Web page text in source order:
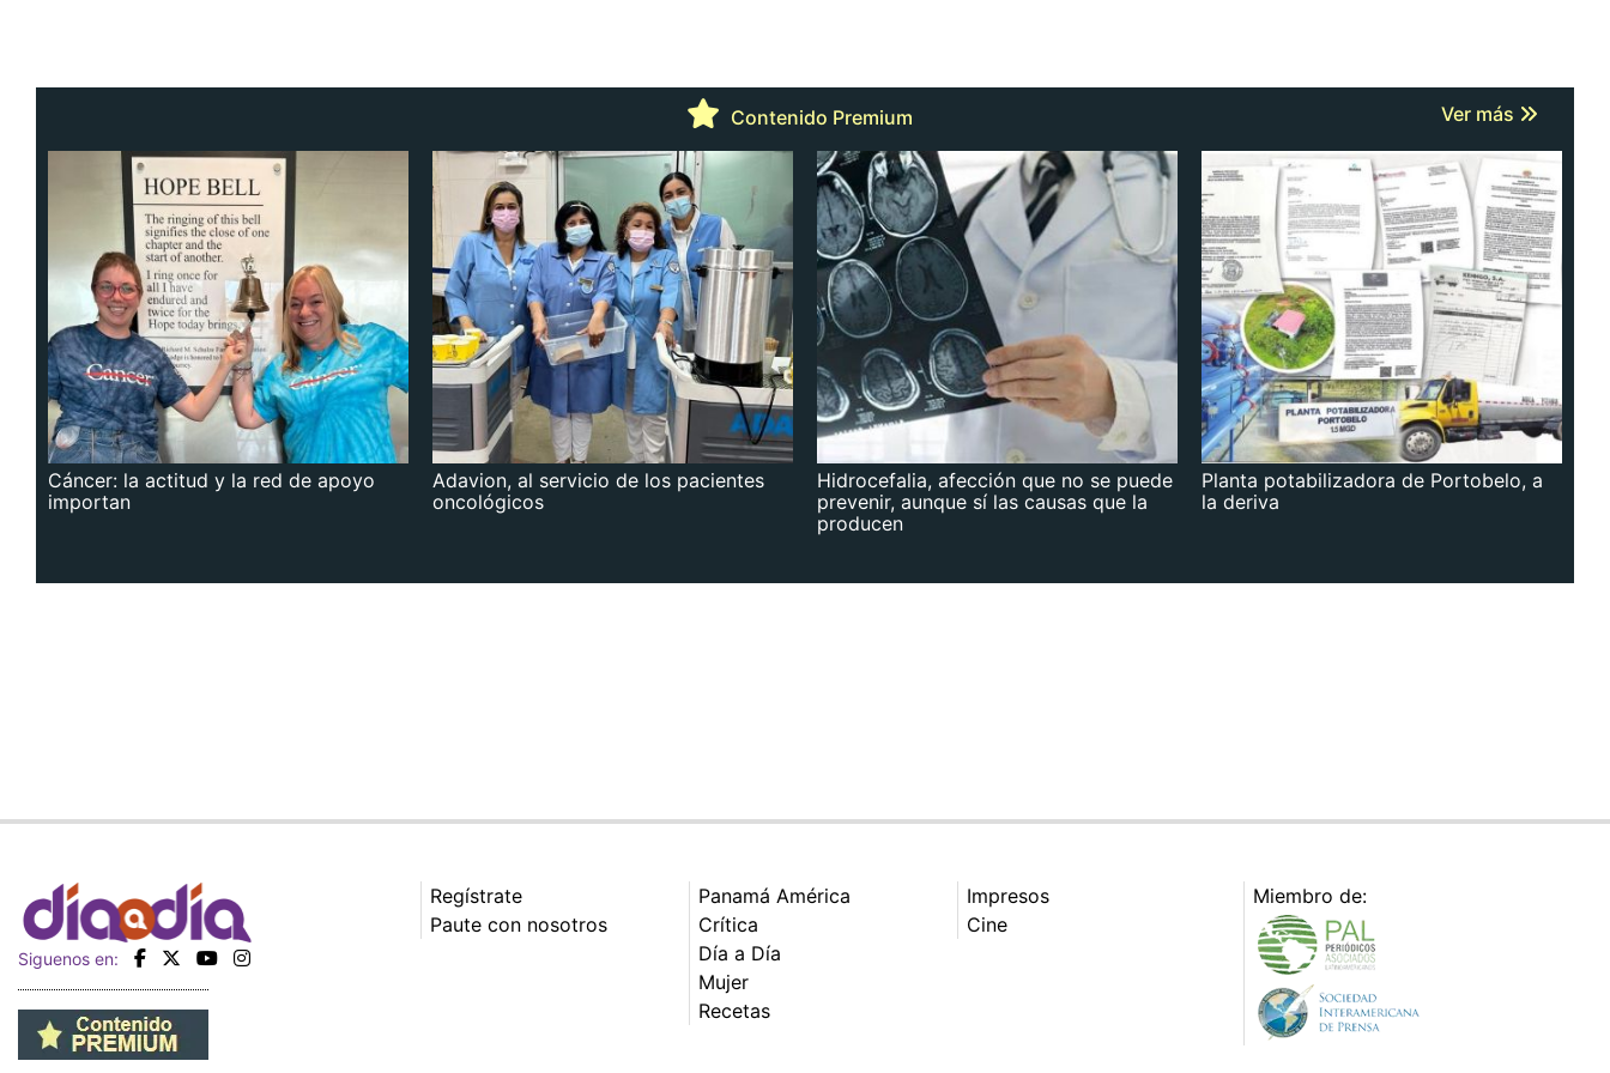
Contenido Premium Ver más
Cáncer: la actitud y la red de apoyo
importan
Adavion, al servicio de los pacientes
oncológicos
Hidrocefalia, afección que no se puede
prevenir, aunque sí las causas que la
producen
Planta potabilizadora de Portobelo, a
la deriva
Siguenos en:
Regístrate
Paute con nosotros
Panamá América
Crítica
Día a Día
Mujer
Recetas
Impresos
Cine
Miembro de: